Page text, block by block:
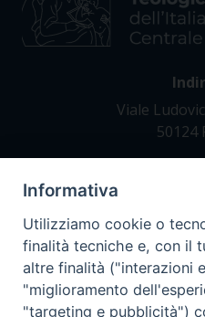
Viale
50124
Tel. +39
Informativa
Utilizziamo cookie o
finalità tecniche e, con il
altre finalità ("interazioni
"miglioramento
"targeting e pubblicità")